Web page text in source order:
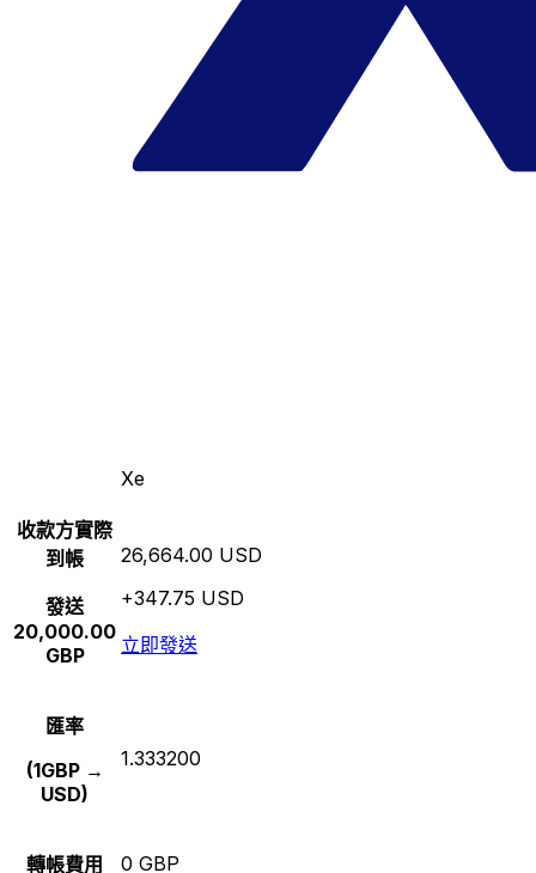
Xe
收款方實際
到帳
發送
20,000.00
GBP
26,664.00 USD
+347.75 USD
立即發送
匯率
(1GBP →
USD)
1.333200
轉帳費用 0 GBP